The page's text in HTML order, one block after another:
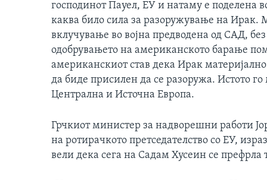
господинот Пауел, ЕУ и натаму е поделена
каква било сила за разоружување на Ирак.
вклучување во војна предводена од САД,
одобрувањето на американското барање
американскиот став дека Ирак
да биде присилен да се разоружа. Истото
Централна и Источна Европа.
Грчкиот министер за надворешни работи
на ротирачкото претседателство со ЕУ,
вели дека сега на Садам Хусеин се префрла